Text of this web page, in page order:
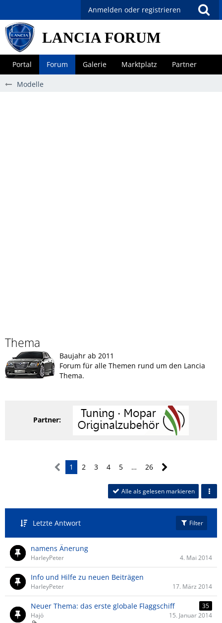
Anmelden oder registrieren
LANCIA FORUM
Portal Forum Galerie Marktplatz Partner
Modelle
Thema
Baujahr ab 2011
Forum für alle Themen rund um den Lancia
Thema.
Partner:
1 2 3 4 5 … 26
Alle als gelesen markieren
Letzte Antwort Filter
namens Änerung
HarleyPeter 4. Mai 2014
Info und Hilfe zu neuen Beiträgen
HarleyPeter 17. März 2014
Neuer Thema: das erste globale Flaggschiff
35
Hajö
15. Januar 2014